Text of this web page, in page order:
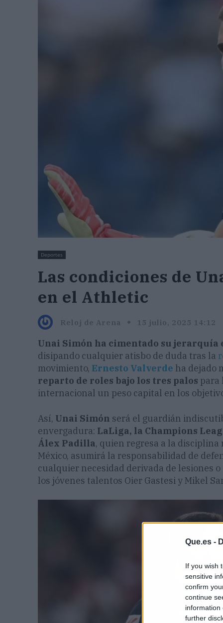
Que.es -
If you wish
sensitive
confirm
continue
information
further
Deportes
Las condiciones de
en el Athletic
Reloj de Arena 15 julio, 2025 14:12
Unai Simón ha cimentado su
disipando cualquier atisbo de duda tras la
movimiento, Ernesto Valverde ha dejado
reparto de roles bajo los tres palos para
internacional un peso capital en los
Así, Unai Simón será el guardián
envergadura: LaLiga, la Champions
Álex Padilla, quien regresa a la
México, asumirá la responsabilidad de
cualquier necesidad derivada de lesiones
los jóvenes talentos Oier Gastesi y Mikel